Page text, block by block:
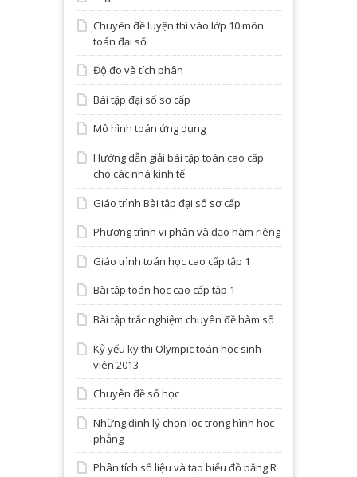
Chuyên đề luyện thi vào lớp 10 môn
toán đại số
Độ đo và tích phân
Bài tập đại số sơ cấp
Mô hình toán ứng dụng
Hướng dẫn giải bài tập toán cao cấp
cho các nhà kinh tế
Giáo trình Bài tập đại số sơ cấp
Phương trình vi phân và đạo hàm riêng
Giáo trình toán học cao cấp tập 1
Bài tập toán học cao cấp tập 1
Bài tập trắc nghiệm chuyên đề hàm số
Kỷ yếu kỳ thi Olympic toán học sinh
viên 2013
Chuyên đề số học
Những định lý chọn lọc trong hình học
phẳng
Phân tích số liệu và tạo biểu đồ bằng R